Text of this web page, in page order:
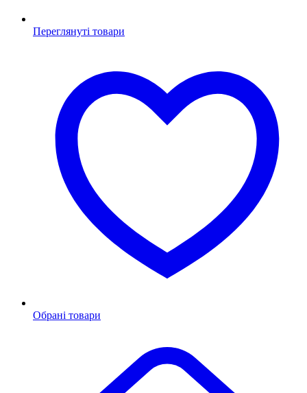
Переглянуті товари
Обрані товари